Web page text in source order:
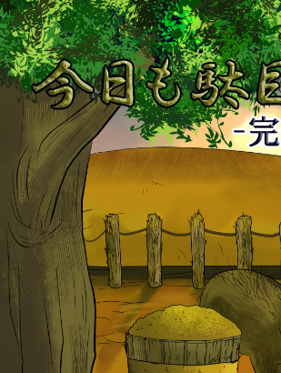
今
日
も
駄
目